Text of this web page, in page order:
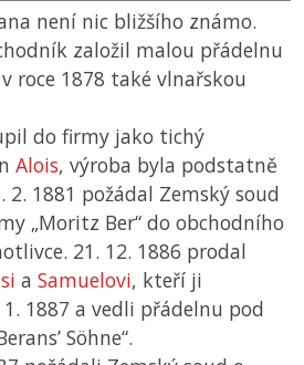
není nic bližšího známo.
založil malou přádelnu
roce 1878 také vlnařskou
do firmy jako tichý
Alois, výroba byla podstatně
2. 1881 požádal Zemský soud
„Moritz Ber“ do obchodního
21. 12. 1886 prodal
a Samuelovi, kteří ji
1887 a vedli přádelnu pod
Söhne“.